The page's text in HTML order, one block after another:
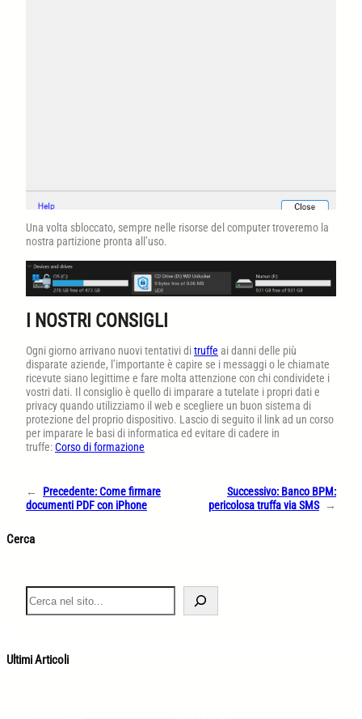
Una volta sbloccato, sempre nelle risorse del computer troveremo la
nostra partizione pronta all’uso.
I NOSTRI CONSIGLI
Ogni giorno arrivano nuovi tentativi ditruffe ai danni delle più
disparate aziende, l’importante è capire se i messaggi o le chiamate
ricevute siano legittime e fare molta attenzione con chi condividete i
vostri dati. Il consiglio è quello di imparare a tutelate i propri dati e
privacy quando utilizziamo il web e scegliere un buon sistema di
protezione del proprio dispositivo. Lascio di seguito il link ad un corso
per imparare le basi di informatica ed evitare di cadere in
truffe:Corso di formazione
← Precedente:Come firmare
documenti PDF con iPhone
Successivo: Banco BPM:
pericolosa truffa via SMS →
Cerca
S
e
a
h
Ultimi Articoli